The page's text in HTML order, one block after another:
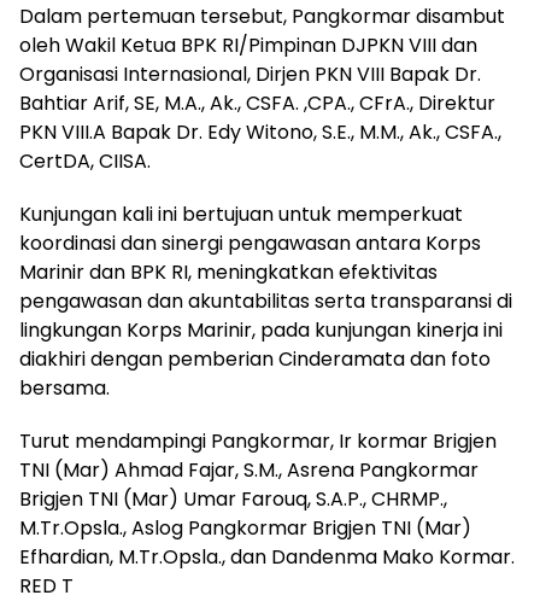
Dalam pertemuan tersebut, Pangkormar disambut
oleh Wakil Ketua BPK RI/Pimpinan DJPKN VIII dan
Organisasi Internasional, Dirjen PKN VIII Bapak Dr.
Bahtiar Arif, SE, M.A., Ak., CSFA. ,CPA., CFrA., Direktur
PKN VIII.A Bapak Dr. Edy Witono, S.E., M.M., Ak., CSFA.,
CertDA, CIISA.
Kunjungan kali ini bertujuan untuk memperkuat
koordinasi dan sinergi pengawasan antara Korps
Marinir dan BPK RI, meningkatkan efektivitas
pengawasan dan akuntabilitas serta transparansi di
lingkungan Korps Marinir, pada kunjungan kinerja ini
diakhiri dengan pemberian Cinderamata dan foto
bersama.
Turut mendampingi Pangkormar, Ir kormar Brigjen
TNI (Mar) Ahmad Fajar, S.M., Asrena Pangkormar
Brigjen TNI (Mar) Umar Farouq, S.A.P., CHRMP.,
M.Tr.Opsla., Aslog Pangkormar Brigjen TNI (Mar)
Efhardian, M.Tr.Opsla., dan Dandenma Mako Kormar.
RED T